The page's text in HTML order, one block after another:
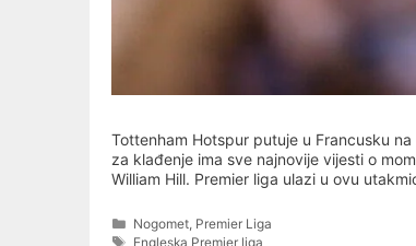
Tottenham Hotspur putuje u Francusku
za klađenje ima sve najnovije vijesti o
William Hill. Premier liga ulazi u ovu
Categories
Nogomet, Premier Liga
Tags
Engleska Premier liga